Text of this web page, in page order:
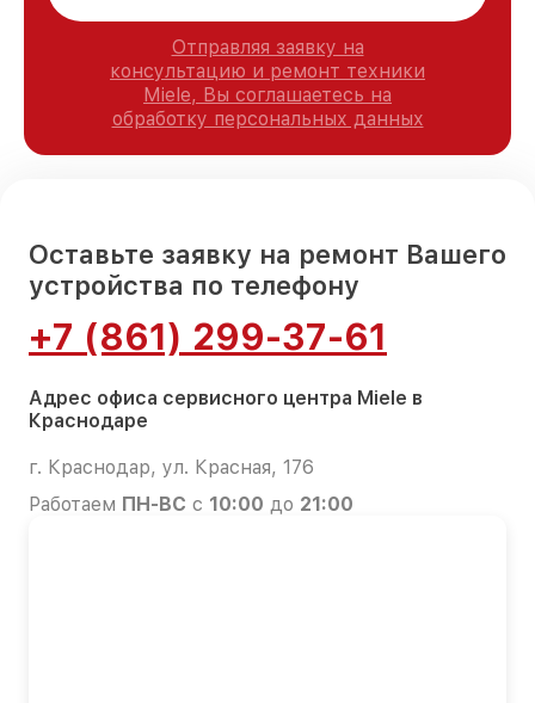
Отправляя заявку на
консультацию и ремонт техники
Miele, Вы соглашаетесь на
обработку персональных данных
Оставьте заявку на ремонт Вашего
устройства по телефону
+7 (861) 299-37-61
Адрес офиса сервисного центра Miele в
Краснодаре
г. Краснодар, ул. Красная, 176
Работаем ПН-ВС с 10:00 до 21:00